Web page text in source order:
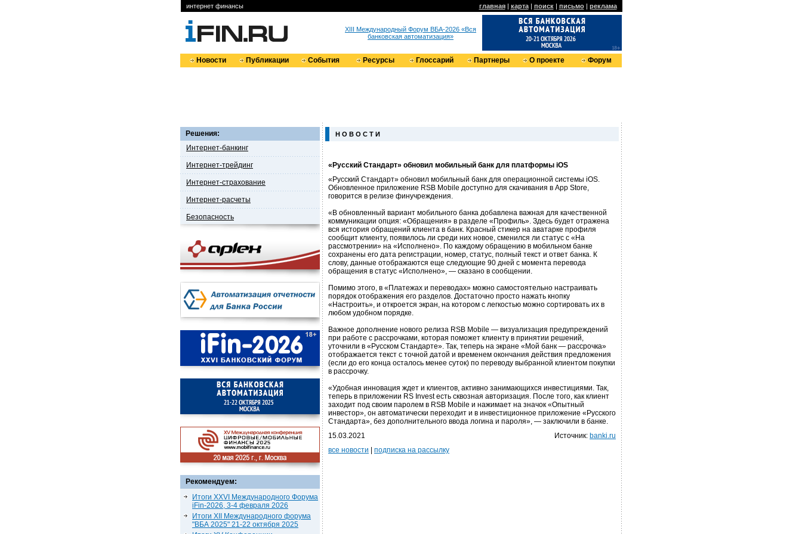
интернет финансы главная| карта| поиск| письмо| реклама
XIII Международный Форум ВБА-2026 «Вся
банковская автоматизация»
Новости Публикации События Ресурсы Глоссарий Партнеры О проекте Форум
Решения:
Интернет-банкинг
Интернет-трейдинг
Интернет-страхование
Интернет-расчеты
Безопасность
Рекомендуем:
Итоги XXVI Международного Форума
iFin-2026, 3-4 февраля 2026
Итоги XII Международного форума
"ВБА 2025" 21-22 октября 2025
Н О В О С Т И
«​Русский Стандарт»​ обновил мобильный банк для платформы iOS
«Русский Стандарт» обновил мобильный банк для операционной системы iOS.
Обновленное приложение RSB Mobile доступно для скачивания в App Store,
говорится в релизе финучреждения.
«В обновленный вариант мобильного банка добавлена важная для качественной
коммуникации опция: «Обращения» в разделе «Профиль». Здесь будет отражена
вся история обращений клиента в банк. Красный стикер на аватарке профиля
сообщит клиенту, появилось ли среди них новое, сменился ли статус с «На
рассмотрении» на «Исполнено». По каждому обращению в мобильном банке
сохранены его дата регистрации, номер, статус, полный текст и ответ банка. К
слову, данные отображаются еще следующие 90 дней с момента перевода
обращения в статус «Исполнено», — сказано в сообщении.
Помимо этого, в «Платежах и переводах» можно самостоятельно настраивать
порядок отображения его разделов. Достаточно просто нажать кнопку
«Настроить», и откроется экран, на котором с легкостью можно сортировать их в
любом удобном порядке.
Важное дополнение нового релиза RSB Mobile — визуализация предупреждений
при работе с рассрочками, которая поможет клиенту в принятии решений,
уточнили в «Русском Стандарте». Так, теперь на экране «Мой банк — рассрочка»
отображается текст с точной датой и временем окончания действия предложения
(если до его конца осталось менее суток) по переводу выбранной клиентом покупки
в рассрочку.
«Удобная инновация ждет и клиентов, активно занимающихся инвестициями. Так,
теперь в приложении RS Invest есть сквозная авторизация. После того, как клиент
заходит под своим паролем в RSB Mobile и нажимает на значок «Опытный
инвестор», он автоматически переходит и в инвестиционное приложение «Русского
Стандарта», без дополнительного ввода логина и пароля», — заключили в банке.
15.03.2021
Источник: banki.ru
все новости
подписка на рассылку